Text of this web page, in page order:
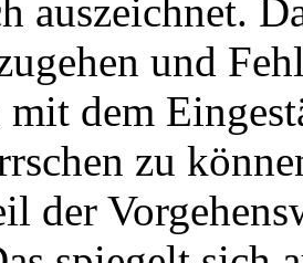
auszeichnet.
und
mit dem
zu
der